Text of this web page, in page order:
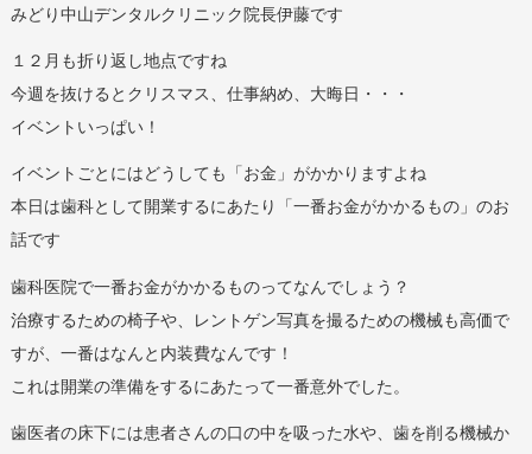
みどり中山デンタルクリニック院長伊藤です
１２月も折り返し地点ですね
今週を抜けるとクリスマス、仕事納め、大晦日・・・
イベントいっぱい！
イベントごとにはどうしても「お金」がかかりますよね
本日は歯科として開業するにあたり「一番お金がかかるもの」のお
話です
歯科医院で一番お金がかかるものってなんでしょう？
治療するための椅子や、レントゲン写真を撮るための機械も高価で
すが、一番はなんと内装費なんです！
これは開業の準備をするにあたって一番意外でした。
歯医者の床下には患者さんの口の中を吸った水や、歯を削る機械か